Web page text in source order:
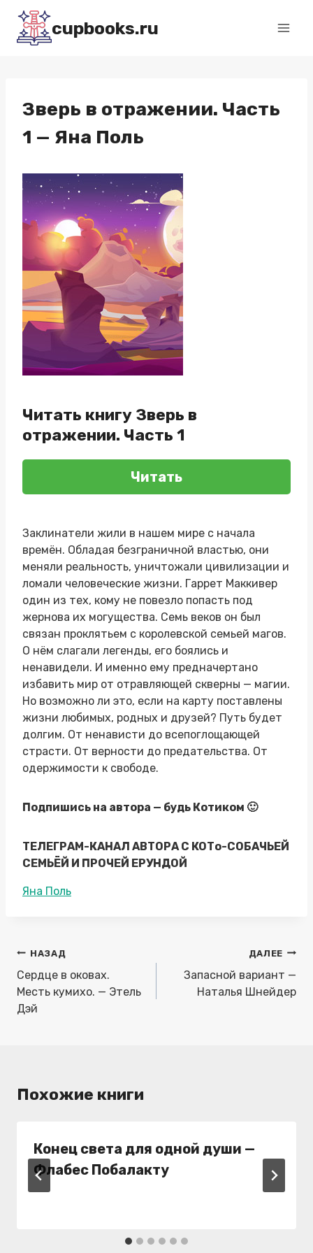
Перейти
содержимому
cupbooks.ru
Зверь в отражении. Часть
1 — Яна Поль
Читать книгу Зверь в
отражении. Часть 1
Читать
Заклинатели жили в нашем мире с начала
времён. Обладая безграничной властью, они
меняли реальность, уничтожали цивилизации и
ломали человеческие жизни. Гаррет Маккивер
один из тех, кому не повезло попасть под
жернова их могущества. Семь веков он был
связан проклятьем с королевской семьей магов.
О нём слагали легенды, его боялись и
ненавидели. И именно ему предначертано
избавить мир от отравляющей скверны — магии.
Но возможно ли это, если на карту поставлены
жизни любимых, родных и друзей? Путь будет
долгим. От ненависти до всепоглощающей
страсти. От верности до предательства. От
одержимости к свободе.
Подпишись на автора — будь Котиком 🙂
ТЕЛЕГРАМ-КАНАЛ АВТОРА С КОТо-СОБАЧЬЕЙ
СЕМЬЁЙ И ПРОЧЕЙ ЕРУНДОЙ
Метки
Яна Поль
Навигация
по
записям
НАЗАД
Сердце в оковах.
Месть кумихо. — Этель
Дэй
ДАЛЕЕ
Запасной вариант —
Наталья Шнейдер
Похожие книги
Конец света для одной души —
Флабес Побалакту